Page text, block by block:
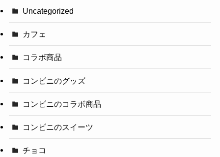
Uncategorized
カフェ
コラボ商品
コンビニのグッズ
コンビニのコラボ商品
コンビニのスイーツ
チョコ